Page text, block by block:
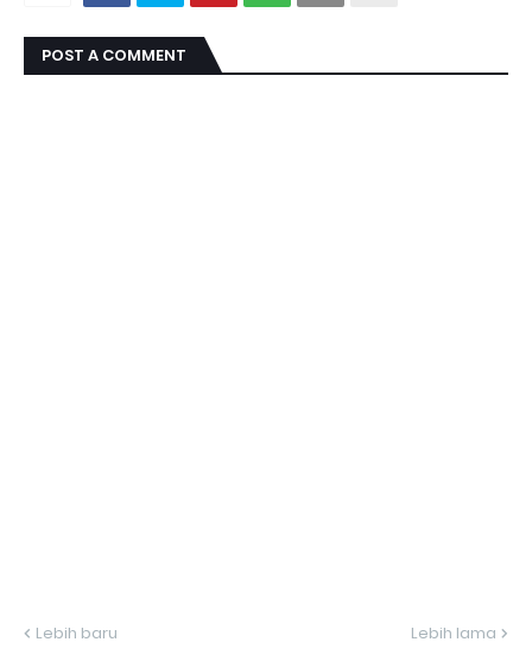
POST A COMMENT
Lebih baru Lebih lama